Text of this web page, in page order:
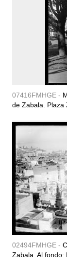
07416FMHGE -
de Zabala. Plaza
02494FMHGE -
Zabala. Al fondo: